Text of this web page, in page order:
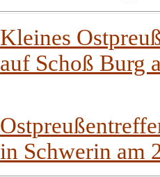
Kleines
auf Schoß Burg
in Schwerin am